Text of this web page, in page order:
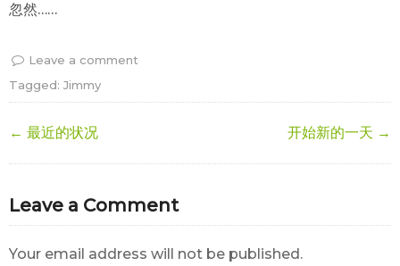
忽然……
Leave a comment
Tagged: Jimmy
← 最近的状况 开始新的一天 →
Leave a Comment
Your email address will not be published.